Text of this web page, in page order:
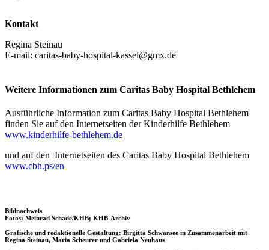
Kontakt
Regina Steinau
E-mail: caritas-baby-hospital-kassel@gmx.de
Weitere Informationen zum Caritas Baby Hospital Bethlehem
Ausführliche Information zum Caritas Baby Hospital Bethlehem
finden Sie auf den Internetseiten der Kinderhilfe Bethlehem
www.kinderhilfe-bethlehem.de
und auf den Internetseiten des Caritas Baby Hospital Bethlehem
www.cbh.ps/en
Bildnachweis
Fotos: Meinrad Schade/KHB; KHB-Archiv
Grafische und redaktionelle Gestaltung: Birgitta Schwansee in Zusammenarbeit mit
Regina Steinau, Maria Scheurer und Gabriela Neuhaus